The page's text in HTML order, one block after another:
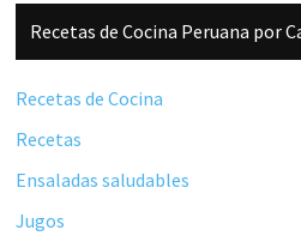
Barra
lateral
principal
Recetas de Cocina Peruana por
Recetas de Cocina
Recetas
Ensaladas saludables
Jugos